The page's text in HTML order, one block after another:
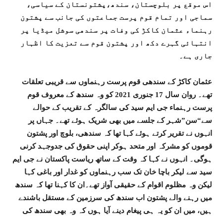
اس موقع پر بلوچستان، سندھ،پشتونستان کے سیاسی،
سماجی اور تمام قوم پرست جماعتوں کی جانب سے پشتون
رہنماء عثمان کاکڑ کی وفات پر سندھی سوشل میڈیا پر
انتہائی گہرے دکھ اور پشتون قوم سے تعزیت کا اظہار
جاری ہے۔
عثمان کاکڑ کے سندھی قوم پرست رہنماوں سے قریبی تعلقات
تھے۔ روان سال 17 جنوری 2021 کو وہ سندھ کے معروف قوم
پرست رہنماء جی ایم سید کی سالگرہ کے تقریب کے حوالے
سے“سن”شہر کے جلسے میں بھی شریک ہوئے تھے۔ جہاں پر
انہوں نے تقریر کرتے ہوئے کہا تھا کہ سندھی، بلوچ اور پشتون
قوموں کو مشرکہ اور متحد ہوکر اپنی حقوق کی جدوجہد کرنی
ہوگی۔ انہوں نے کہا کہ وقت کے ساتھ ریاست پاکستان نے جی ایم
سید سے لیکر باچا خان تک سب رہنماوں کو غدار اور باغی کہا
لیکن وہ مظلوم اقوام کے حقیقی آواز تھے۔ان کا کہنا تھا کہ سندھ
میں رہنے والے پشتون اب سندھ کی سرزمین کے مستقل باشندے
ہیں، میں ان کو یہ ہی پیغام دینے آیا ہوں کہ وہ بھی سندھ کی